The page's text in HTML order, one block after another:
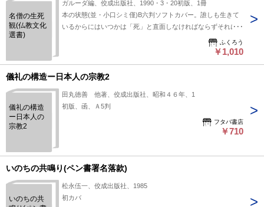
名僧の生死
観(仏教文化
選書)
ガルーダ編、佼成出版社、1990・3・20初版、1冊
本の状態(並・小口シミ僅)B六判ソフトカバー。誰しも生きて
いるからにはいつかは「死」と直面しなければならずそれに対
ふくろう
￥1,010
儀礼の構造ー日本人の宗教2
儀礼の構造
ー日本人の
宗教2
田丸徳善 他著、佼成出版社、昭和４６年、1
初版、函、Ａ5判
フタバ書店
￥710
いのちの共鳴り(ペン書署名落款)
いのちの共
松永伍一、佼成出版社、1985
初カバ